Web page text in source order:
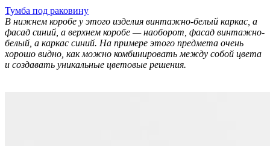
Тумба под раковину
В нижнем коробе у этого изделия винтажно-белый каркас, а
фасад синий, а верхнем коробе — наоборот, фасад винтажно-
белый, а каркас синий. На примере этого предмета очень
хорошо видно, как можно комбинировать между собой цвета
и создавать уникальные цветовые решения.